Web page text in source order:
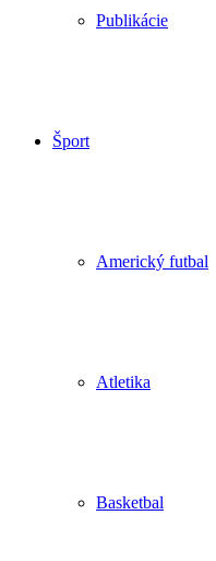
Publikácie
Šport
Americký futbal
Atletika
Basketbal